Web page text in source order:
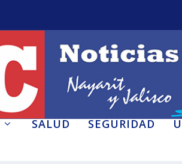
SALUD SEGURIDAD